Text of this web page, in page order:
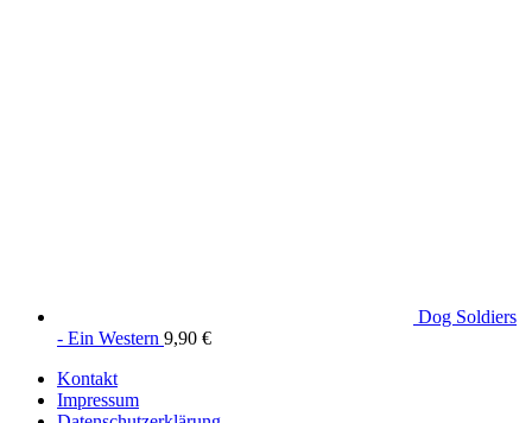
Dog Soldiers
- Ein Western 9,90 €
Kontakt
Impressum